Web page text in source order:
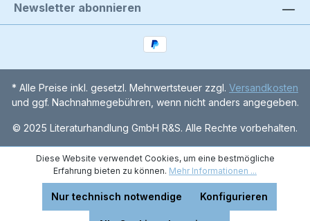
Newsletter abonnieren
* Alle Preise inkl. gesetzl. Mehrwertsteuer zzgl. Versandkosten
und ggf. Nachnahmegebühren, wenn nicht anders angegeben.
© 2025 Literaturhandlung GmbH R&S. Alle Rechte vorbehalten.
Diese Website verwendet Cookies, um eine bestmögliche
Erfahrung bieten zu können. Mehr Informationen ...
Nur technisch notwendige Konfigurieren